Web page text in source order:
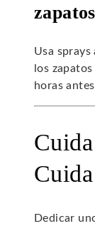
Usa
los
horas
Dedicar